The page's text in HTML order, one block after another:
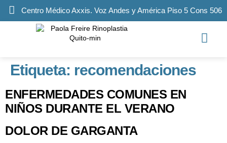
Centro Médico Axxis. Voz Andes y América Piso 5 Cons 506
Etiqueta: recomendaciones
ENFERMEDADES COMUNES EN
NIÑOS DURANTE EL VERANO
DOLOR DE GARGANTA